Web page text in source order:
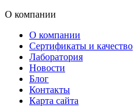
О компании
О компании
Сертификаты и качество
Лаборатория
Новости
Блог
Контакты
Карта сайта